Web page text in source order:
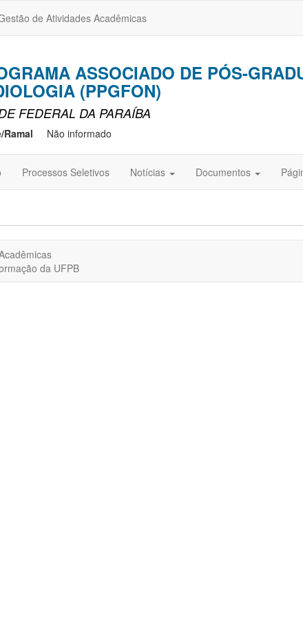
de Atividades Acadêmicas
ASSOCIADO DE PÓS-
(PPGFON)
FEDERAL DA PARAÍBA
Ramal Não informado
Processos Seletivos Notícias Documentos
da UFPB